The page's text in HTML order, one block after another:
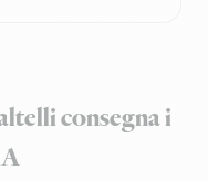
consegna i